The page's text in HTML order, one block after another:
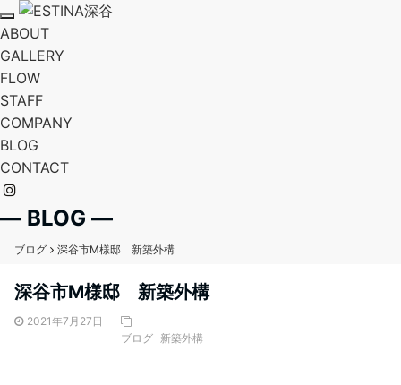
T
o
g
g
l
n
a
v
i
a
t
i
n
ABOUT
GALLERY
FLOW
STAFF
COMPANY
BLOG
CONTACT
― BLOG ―
ブログ 深谷市M様邸 新築外構
深谷市M様邸 新築外構
2021年7月27日
ブログ 新築外構